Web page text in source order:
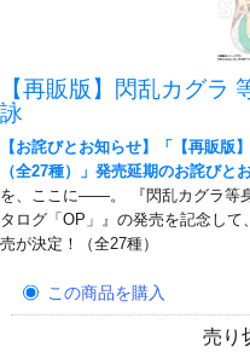
【再販版】閃乱カグラ
詠
【お詫びとお知らせ】「【再販版
（全27種）」発売延期のお詫びと
を、ここに――。 『閃乱カグラ等
タログ「OP」』の発売を記念し
売が決定！（全27種）
この商品を購入
売り